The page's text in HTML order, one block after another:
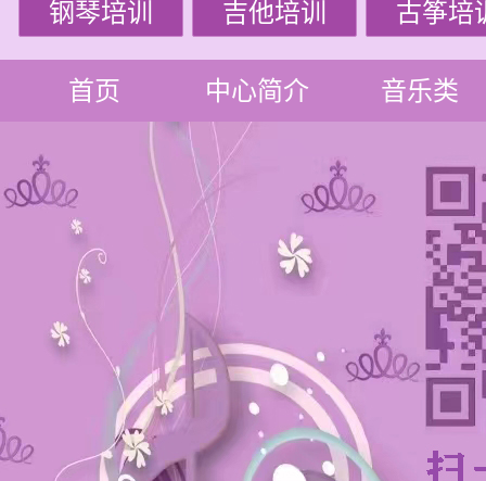
钢琴培训 吉他培训 古筝培
首页 中心简介 音乐类